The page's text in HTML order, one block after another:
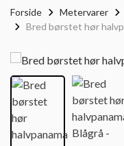
Forside Metervarer
Bred børstet hør